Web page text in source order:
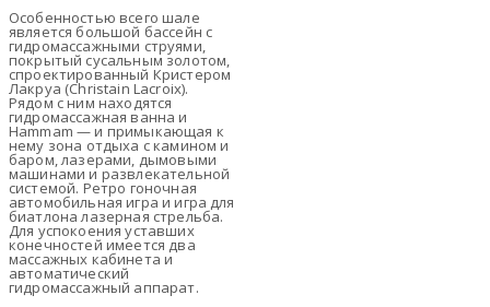
Особенностью всего шале
является большой бассейн с
гидромассажными струями,
покрытый сусальным золотом,
спроектированный Кристером
Лакруа (Christain Lacroix).
Рядом с ним находятся
гидромассажная ванна и
Hammam — и примыкающая к
нему зона отдыха с камином и
баром, лазерами, дымовыми
машинами и развлекательной
системой. Ретро гоночная
автомобильная игра и игра для
биатлона лазерная стрельба.
Для успокоения уставших
конечностей имеется два
массажных кабинета и
автоматический
гидромассажный аппарат.